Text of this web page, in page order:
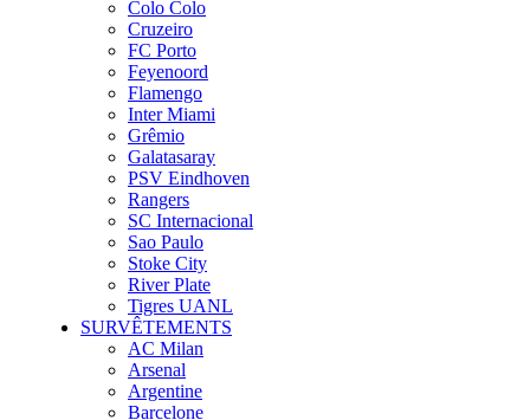
Colo Colo
Cruzeiro
FC Porto
Feyenoord
Flamengo
Inter Miami
Grêmio
Galatasaray
PSV Eindhoven
Rangers
SC Internacional
Sao Paulo
Stoke City
River Plate
Tigres UANL
SURVÊTEMENTS
AC Milan
Arsenal
Argentine
Barcelone